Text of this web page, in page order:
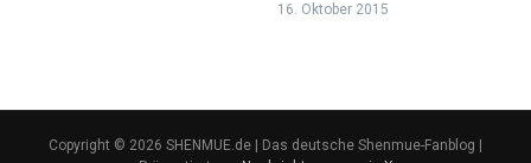
16. Oktober 2015
Copyright © 2026 SHENMUE.de | Das deutsche Shenmue-Fanblog |